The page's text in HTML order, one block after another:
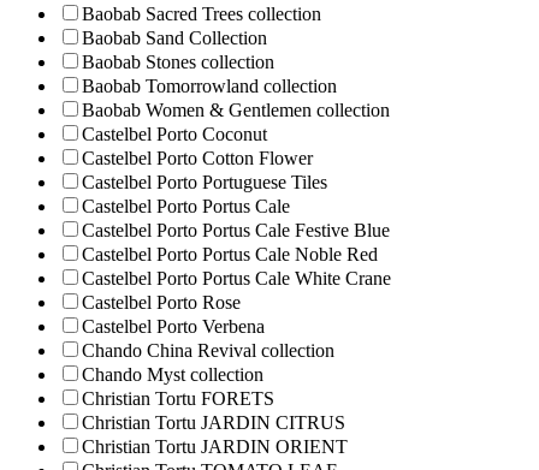
Baobab Sacred Trees collection
Baobab Sand Collection
Baobab Stones collection
Baobab Tomorrowland collection
Baobab Women & Gentlemen collection
Castelbel Porto Coconut
Castelbel Porto Cotton Flower
Castelbel Porto Portuguese Tiles
Castelbel Porto Portus Cale
Castelbel Porto Portus Cale Festive Blue
Castelbel Porto Portus Cale Noble Red
Castelbel Porto Portus Cale White Crane
Castelbel Porto Rose
Castelbel Porto Verbena
Chando China Revival collection
Chando Myst collection
Christian Tortu FORETS
Christian Tortu JARDIN CITRUS
Christian Tortu JARDIN ORIENT